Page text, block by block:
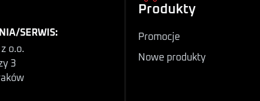
SERWIS:
o.o.
3
Produkty
Promocje
Nowe produkty